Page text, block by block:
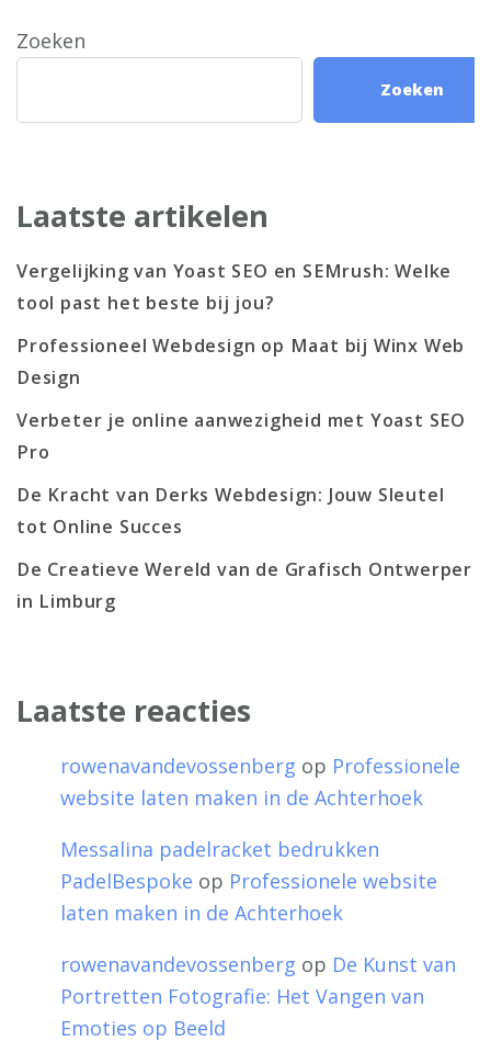
Zoeken
Zoeken
Laatste artikelen
Vergelijking van Yoast SEO en SEMrush: Welke
tool past het beste bij jou?
Professioneel Webdesign op Maat bij Winx Web
Design
Verbeter je online aanwezigheid met Yoast SEO
Pro
De Kracht van Derks Webdesign: Jouw Sleutel
tot Online Succes
De Creatieve Wereld van de Grafisch Ontwerper
in Limburg
Laatste reacties
rowenavandevossenberg op Professionele
website laten maken in de Achterhoek
Messalina padelracket bedrukken
PadelBespoke op Professionele website
laten maken in de Achterhoek
rowenavandevossenberg op De Kunst van
Portretten Fotografie: Het Vangen van
Emoties op Beeld